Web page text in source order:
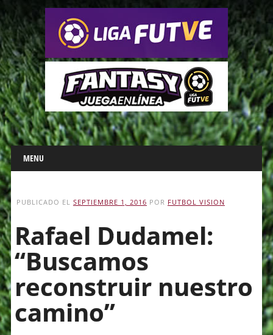
Main menu
Skip
to
content
MENU
PUBLICADO EL SEPTIEMBRE 1, 2016 POR FUTBOL VISION
Rafael Dudamel:
“Buscamos
reconstruir nuestro
camino”